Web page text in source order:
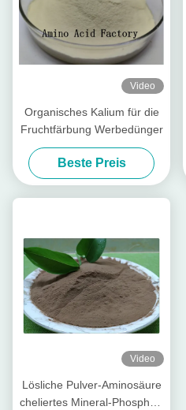
Video
Organisches Kalium für die
Fruchtfärbung Werbedünger
Beste Preis
Video
Lösliche Pulver-Aminosäure
cheliertes Mineral-Phosphor-